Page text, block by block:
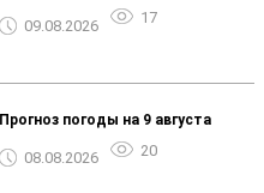
09.08.2026 17
Прогноз погоды на 9 августа
08.08.2026 20